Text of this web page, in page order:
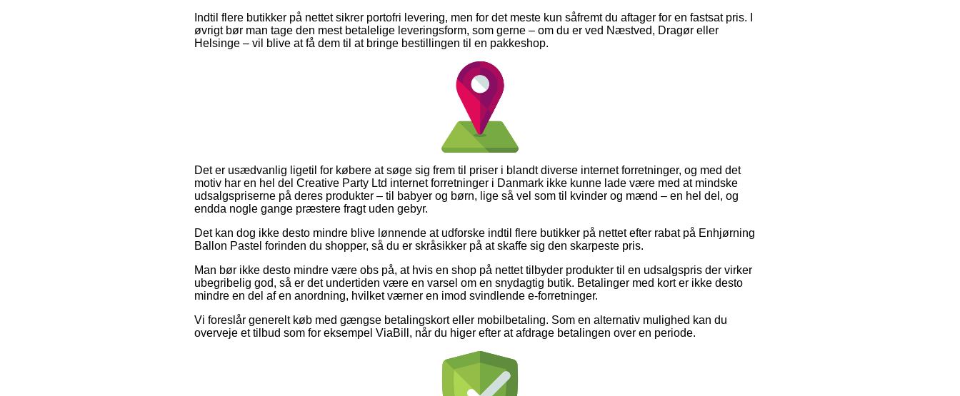
Indtil flere butikker på nettet sikrer portofri levering, men for det meste kun såfremt du aftager for en fastsat pris. I
øvrigt bør man tage den mest betalelige leveringsform, som gerne – om du er ved Næstved, Dragør eller
Helsinge – vil blive at få dem til at bringe bestillingen til en pakkeshop.
Det er usædvanlig ligetil for købere at søge sig frem til priser i blandt diverse internet forretninger, og med det
motiv har en hel del Creative Party Ltd internet forretninger i Danmark ikke kunne lade være med at mindske
udsalgspriserne på deres produkter – til babyer og børn, lige så vel som til kvinder og mænd – en hel del, og
endda nogle gange præstere fragt uden gebyr.
Det kan dog ikke desto mindre blive lønnende at udforske indtil flere butikker på nettet efter rabat på Enhjørning
Ballon Pastel forinden du shopper, så du er skråsikker på at skaffe sig den skarpeste pris.
Man bør ikke desto mindre være obs på, at hvis en shop på nettet tilbyder produkter til en udsalgspris der virker
ubegribelig god, så er det undertiden være en varsel om en snydagtig butik. Betalinger med kort er ikke desto
mindre en del af en anordning, hvilket værner en imod svindlende e-forretninger.
Vi foreslår generelt køb med gængse betalingskort eller mobilbetaling. Som en alternativ mulighed kan du
overveje et tilbud som for eksempel ViaBill, når du higer efter at afdrage betalingen over en periode.